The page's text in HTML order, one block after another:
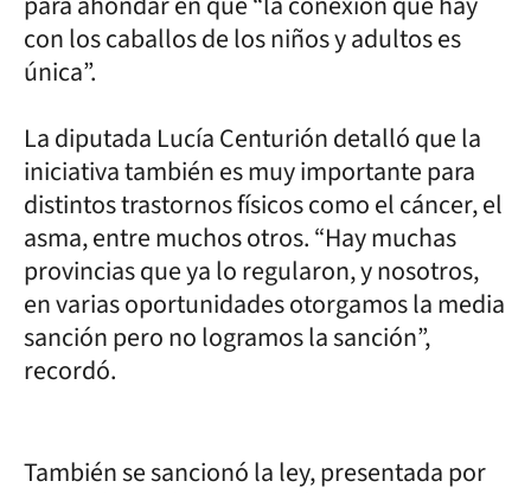
con los caballos de los niños y adultos es
única”.
La diputada Lucía Centurión detalló que la
iniciativa también es muy importante para
distintos trastornos físicos como el cáncer, el
asma, entre muchos otros. “Hay muchas
provincias que ya lo regularon, y nosotros,
en varias oportunidades otorgamos la media
sanción pero no logramos la sanción”,
recordó.
También se sancionó la ley, presentada por